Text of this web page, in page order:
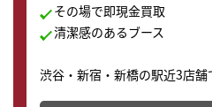
その場で即現金買取
清潔感のあるブース
渋谷・新宿・新橋の駅近3店舗
その場で現金買取致します。